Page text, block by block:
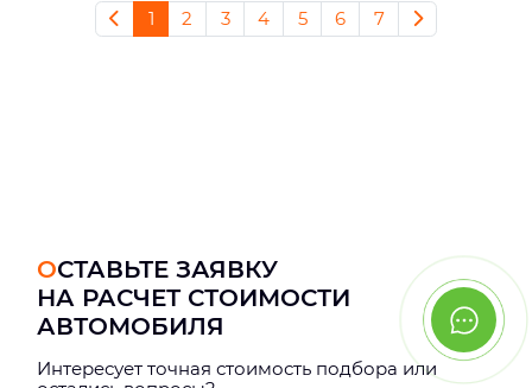
1 2 3 4 5 6 7
ОСТАВЬТЕ ЗАЯВКУ
НА РАСЧЕТ СТОИМОСТИ
АВТОМОБИЛЯ
Интерeсует точная стоимость подбора или